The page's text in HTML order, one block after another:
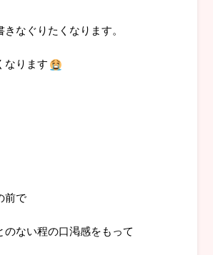
なぐりたくなります。
なります
前で
のない程の口渇感をもって